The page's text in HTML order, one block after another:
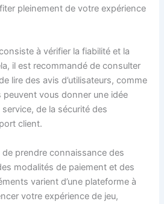
pleinement de votre expérience
à vérifier la fiabilité et la
il est recommandé de consulter
lire des avis d’utilisateurs, comme
peuvent vous donner une idée
de la sécurité des
client.
prendre connaissance des
modalités de paiement et des
varient d’une plateforme à
votre expérience de jeu,